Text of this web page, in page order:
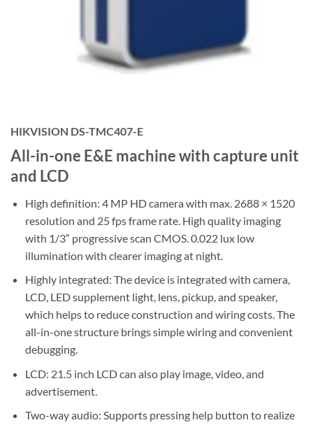
HIKVISION DS-TMC407-E
All-in-one E&E machine with capture unit
and LCD
High definition: 4 MP HD camera with max. 2688 × 1520
resolution and 25 fps frame rate. High quality imaging
with 1/3″ progressive scan CMOS. 0.022 lux low
illumination with clearer imaging at night.
Highly integrated: The device is integrated with camera,
LCD, LED supplement light, lens, pickup, and speaker,
which helps to reduce construction and wiring costs. The
all-in-one structure brings simple wiring and convenient
debugging.
LCD: 21.5 inch LCD can also play image, video, and
advertisement.
Two-way audio: Supports pressing help button to realize